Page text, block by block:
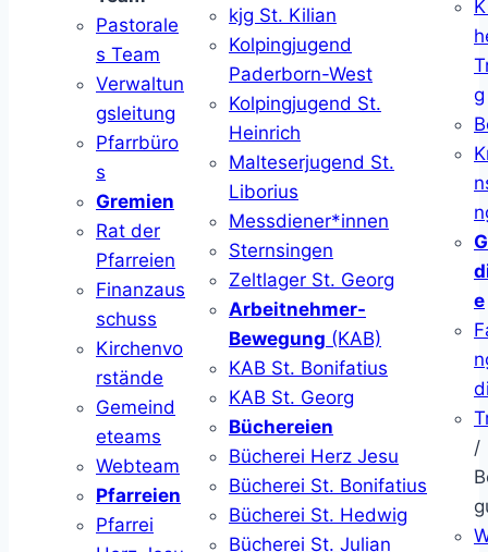
Pastorale
s Team
Verwaltun
gsleitung
Pfarrbüro
s
Gremien
Rat der
Pfarreien
Finanzaus
schuss
Kirchenvo
rstände
Gemeind
eteams
Webteam
Pfarreien
Pfarrei
kjg St. Kilian
Kolpingjugend
Paderborn-West
Kolpingjugend St.
Heinrich
Malteserjugend St.
Liborius
Messdiener*innen
Sternsingen
Zeltlager St. Georg
Arbeitnehmer-
Bewegung (KAB)
KAB St. Bonifatius
KAB St. Georg
Büchereien
Bücherei Herz Jesu
Bücherei St. Bonifatius
Bücherei St. Hedwig
Bücherei St. Julian
g
e
/